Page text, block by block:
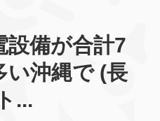
設備が合計7
い沖縄で (長
...